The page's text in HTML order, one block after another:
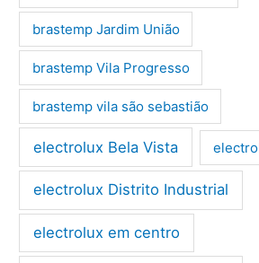
brastemp Jardim União
brastemp Vila Progresso
brastemp vila são sebastião
electrolux Bela Vista
electrolux Distrito Industrial
electrolux em centro